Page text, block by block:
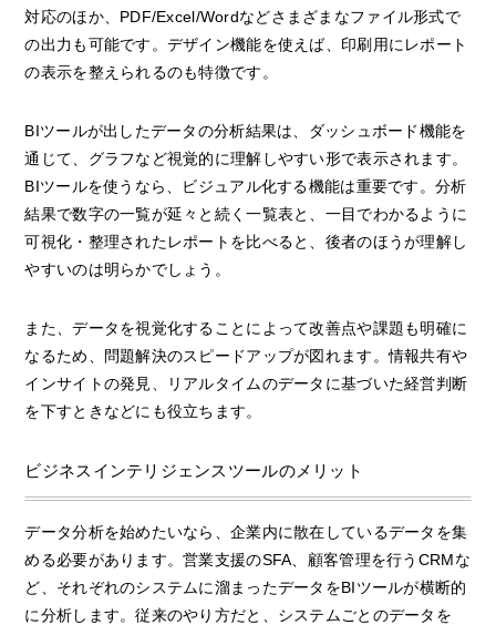
対応のほか、PDF/Excel/Wordなどさまざまなファイル形式で
の出力も可能です。デザイン機能を使えば、印刷用にレポート
の表示を整えられるのも特徴です。
BIツールが出したデータの分析結果は、ダッシュボード機能を
通じて、グラフなど視覚的に理解しやすい形で表示されます。
BIツールを使うなら、ビジュアル化する機能は重要です。分析
結果で数字の一覧が延々と続く一覧表と、一目でわかるように
可視化・整理されたレポートを比べると、後者のほうが理解し
やすいのは明らかでしょう。
また、データを視覚化することによって改善点や課題も明確に
なるため、問題解決のスピードアップが図れます。情報共有や
インサイトの発見、リアルタイムのデータに基づいた経営判断
を下すときなどにも役立ちます。
ビジネスインテリジェンスツールのメリット
データ分析を始めたいなら、企業内に散在しているデータを集
める必要があります。営業支援のSFA、顧客管理を行うCRMな
ど、それぞれのシステムに溜まったデータをBIツールが横断的
に分析します。従来のやり方だと、システムごとのデータを